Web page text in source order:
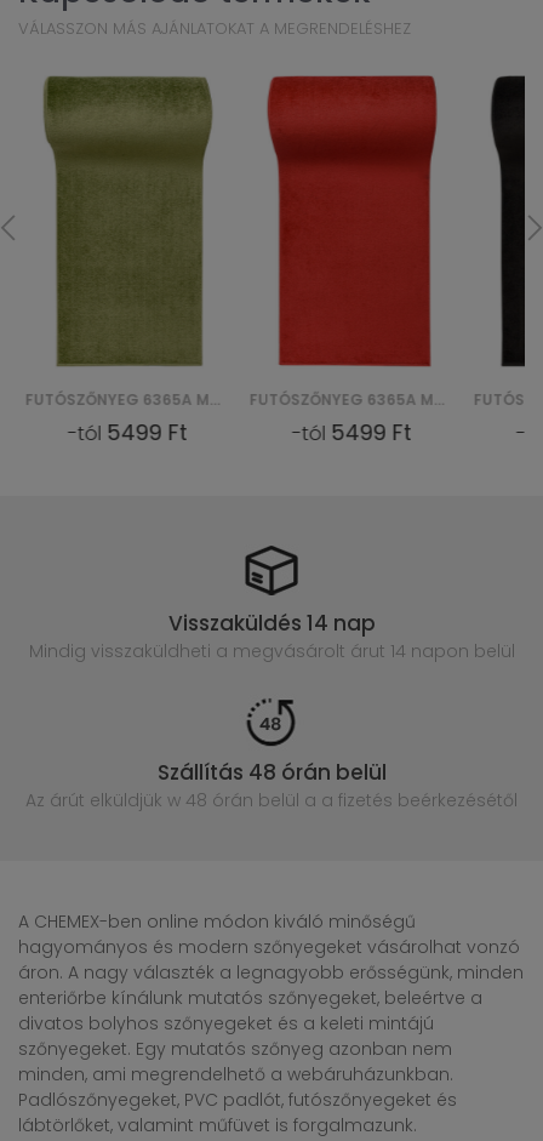
VÁLASSZON MÁS AJÁNLATOKAT A MEGRENDELÉSHEZ
FUTÓSZŐNYEG 6365A MONO CHODNIK GNH - ZIELONY
-tól5499 Ft
FUTÓSZŐNYEG 6365A MONO CHODNIK GNH - CZERWONY
-tól5499 Ft -
Visszaküldés 14 nap
Mindig visszaküldheti a megvásárolt árut 14 napon belül
Szállítás 48 órán belül
Az árút elküldjük w 48 órán belül a a fizetés beérkezésétől
A CHEMEX-ben online módon kiváló minőségű
hagyományos és modern szőnyegeket vásárolhat vonzó
áron. A nagy választék a legnagyobb erősségünk, minden
enteriőrbe kínálunk mutatós szőnyegeket, beleértve a
divatos bolyhos szőnyegeket és a keleti mintájú
szőnyegeket. Egy mutatós szőnyeg azonban nem
minden, ami megrendelhető a webáruházunkban.
Padlószőnyegeket, PVC padlót, futószőnyegeket és
lábtörlőket, valamint műfüvet is forgalmazunk.